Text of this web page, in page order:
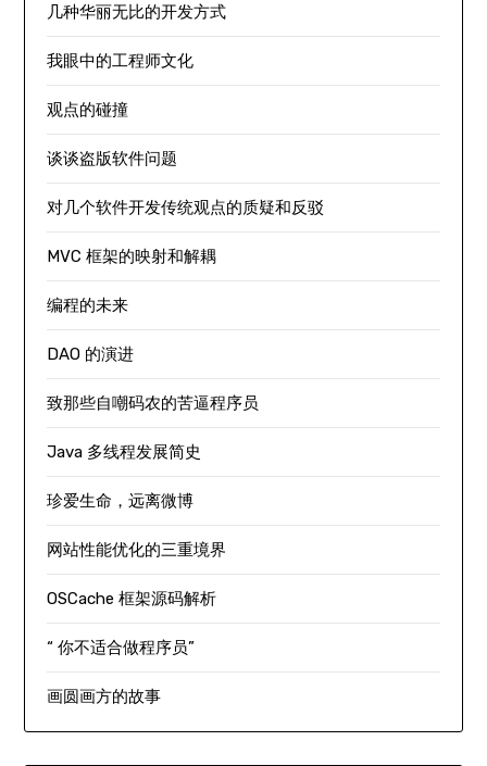
几种华丽无比的开发方式
我眼中的工程师文化
观点的碰撞
谈谈盗版软件问题
对几个软件开发传统观点的质疑和反驳
MVC 框架的映射和解耦
编程的未来
DAO 的演进
致那些自嘲码农的苦逼程序员
Java 多线程发展简史
珍爱生命，远离微博
网站性能优化的三重境界
OSCache 框架源码解析
“ 你不适合做程序员”
画圆画方的故事